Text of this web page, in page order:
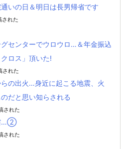
いの日＆明日は長男帰省です
された
センターでウロウロ…＆年金振込
ロス」頂いた!
された
の出火…身近に起こる地震、火
だと思い知らされる
された
…②
された